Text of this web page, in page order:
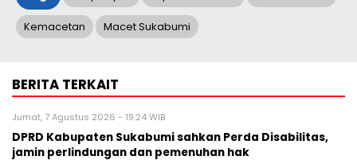
Kemacetan Macet Sukabumi
BERITA TERKAIT
Jumat, 7 Agustus 2026 - 19:24 WIB
DPRD Kabupaten Sukabumi sahkan Perda Disabilitas,
jamin perlindungan dan pemenuhan hak